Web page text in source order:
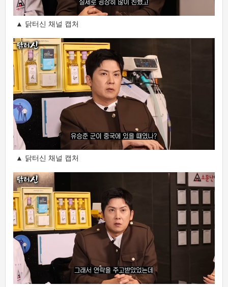
▲ 닭터신 채널 캡처
▲ 닭터신 채널 캡처